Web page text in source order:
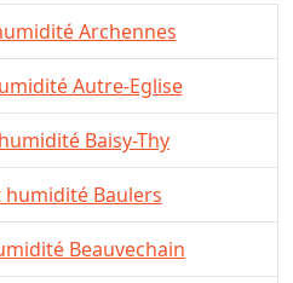
Archennes
Autre-Eglise
Baisy-Thy
Baulers
Beauvechain